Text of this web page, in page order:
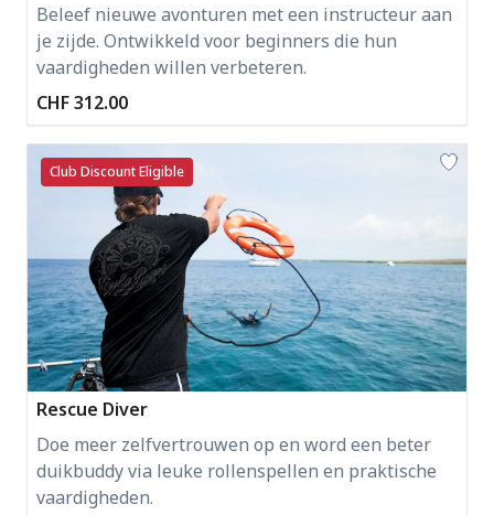
Beleef nieuwe avonturen met een instructeur aan
je zijde. Ontwikkeld voor beginners die hun
vaardigheden willen verbeteren.
CHF 312.00
Club Discount Eligible
Rescue Diver
Doe meer zelfvertrouwen op en word een beter
duikbuddy via leuke rollenspellen en praktische
vaardigheden.